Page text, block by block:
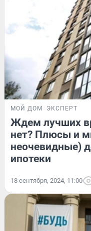
МОЙ ДОМ ЭКСПЕРТ
Ждем лучших
нет? Плюсы и
неочевидные)
ипотеки
18 сентября, 2024, 11:00